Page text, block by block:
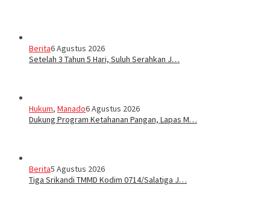
Berita6 Agustus 2026
Setelah 3 Tahun 5 Hari, Suluh Serahkan J…
Hukum, Manado6 Agustus 2026
Dukung Program Ketahanan Pangan, Lapas M…
Berita5 Agustus 2026
Tiga Srikandi TMMD Kodim 0714/Salatiga J…